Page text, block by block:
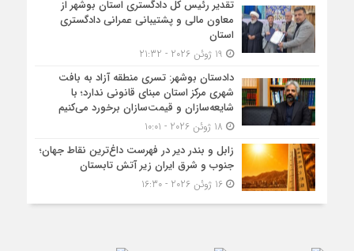
تقدیر رئیس کل دادگستری استان بوشهر از
معاون مالی و پشتیبانی عمرانی دادگستری
استان
دادستان بوشهر: تسری منطقه آزاد به بافت
شهری مرکز استان مبنای قانونی ندارد؛ با
شایعه‌سازان و قیمت‌سازان برخورد می‌کنیم
زابل و بندر دیر در فهرست داغ‌ترین نقاط جهان؛
جنوب و شرق ایران زیر آتش تابستان
16 ژوئن 2026 - 16:30